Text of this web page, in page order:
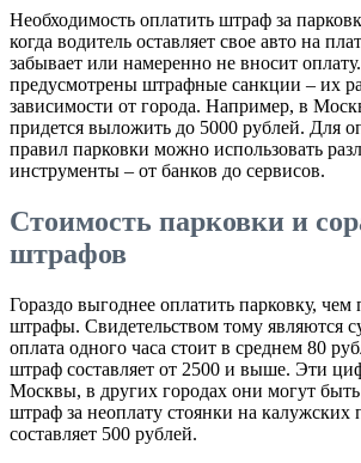
Необходимость оплатить штраф за
когда водитель оставляет свое авто на
забывает или намеренно не вносит
предусмотрены штрафные санкции – их
зависимости от города. Например, в
придется выложить до 5000 рублей. Для
правил парковки можно использовать
инструменты – от банков до сервисов.
Стоимость парковки и
штрафов
Гораздо выгоднее оплатить парковку, чем
штрафы. Свидетельством тому являются
оплата одного часа стоит в среднем 80
штраф составляет от 2500 и выше. Эти
Москвы, в других городах они могут
штраф за неоплату стоянки на калужских
составляет 500 рублей.